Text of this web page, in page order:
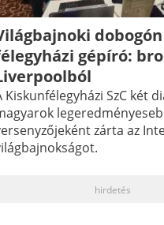
gépíró:
Kiskunfélegyházi SzC két
zárta az
hirdetés